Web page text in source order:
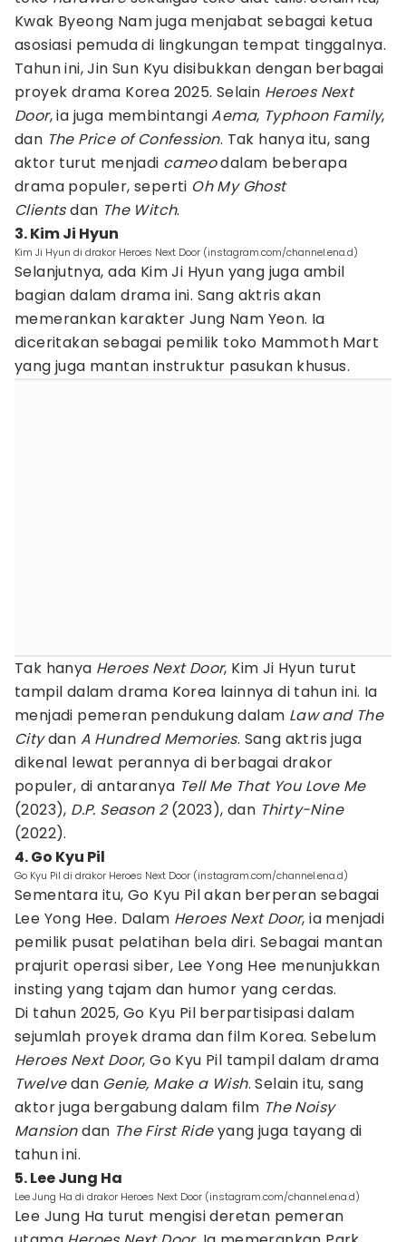
Kwak Byeong Nam juga menjabat sebagai ketua
asosiasi pemuda di lingkungan tempat tinggalnya.
Tahun ini, Jin Sun Kyu disibukkan dengan berbagai
proyek drama Korea 2025. Selain Heroes Next
Door, ia juga membintangiAema, Typhoon Family,
dan The Price of Confession. Tak hanya itu, sang
aktor turut menjadi cameodalam beberapa
drama populer, seperti Oh My Ghost
Clientsdan The Witch.
3. Kim Ji Hyun
Kim Ji Hyun di drakor Heroes Next Door (instagram.com/channel.ena.d)
Selanjutnya, ada Kim Ji Hyun yang juga ambil
bagian dalam drama ini. Sang aktris akan
memerankan karakter Jung Nam Yeon. Ia
diceritakan sebagai pemilik toko Mammoth Mart
yang juga mantan instruktur pasukan khusus.
Tak hanya Heroes Next Door, Kim Ji Hyun turut
tampil dalam drama Korea lainnya di tahun ini. Ia
menjadi pemeran pendukung dalam Law and The
Citydan A Hundred Memories. Sang aktris juga
dikenal lewat perannya di berbagai drakor
populer, di antaranya Tell Me That You Love Me
(2023), D.P. Season 2(2023), dan Thirty-Nine
(2022).
4. Go Kyu Pil
Go Kyu Pil di drakor Heroes Next Door (instagram.com/channel.ena.d)
Sementara itu, Go Kyu Pil akan berperan sebagai
Lee Yong Hee. Dalam Heroes Next Door, ia menjadi
pemilik pusat pelatihan bela diri. Sebagai mantan
prajurit operasi siber, Lee Yong Hee menunjukkan
insting yang tajam dan humor yang cerdas.
Di tahun 2025, Go Kyu Pil berpartisipasi dalam
sejumlah proyek drama dan film Korea. Sebelum
Heroes Next Door, Go Kyu Pil tampil dalam drama
Twelvedan Genie, Make a Wish. Selain itu, sang
aktor juga bergabung dalam film The Noisy
Mansiondan The First Rideyang juga tayang di
tahun ini.
5. Lee Jung Ha
Lee Jung Ha di drakor Heroes Next Door (instagram.com/channel.ena.d)
Lee Jung Ha turut mengisi deretan pemeran